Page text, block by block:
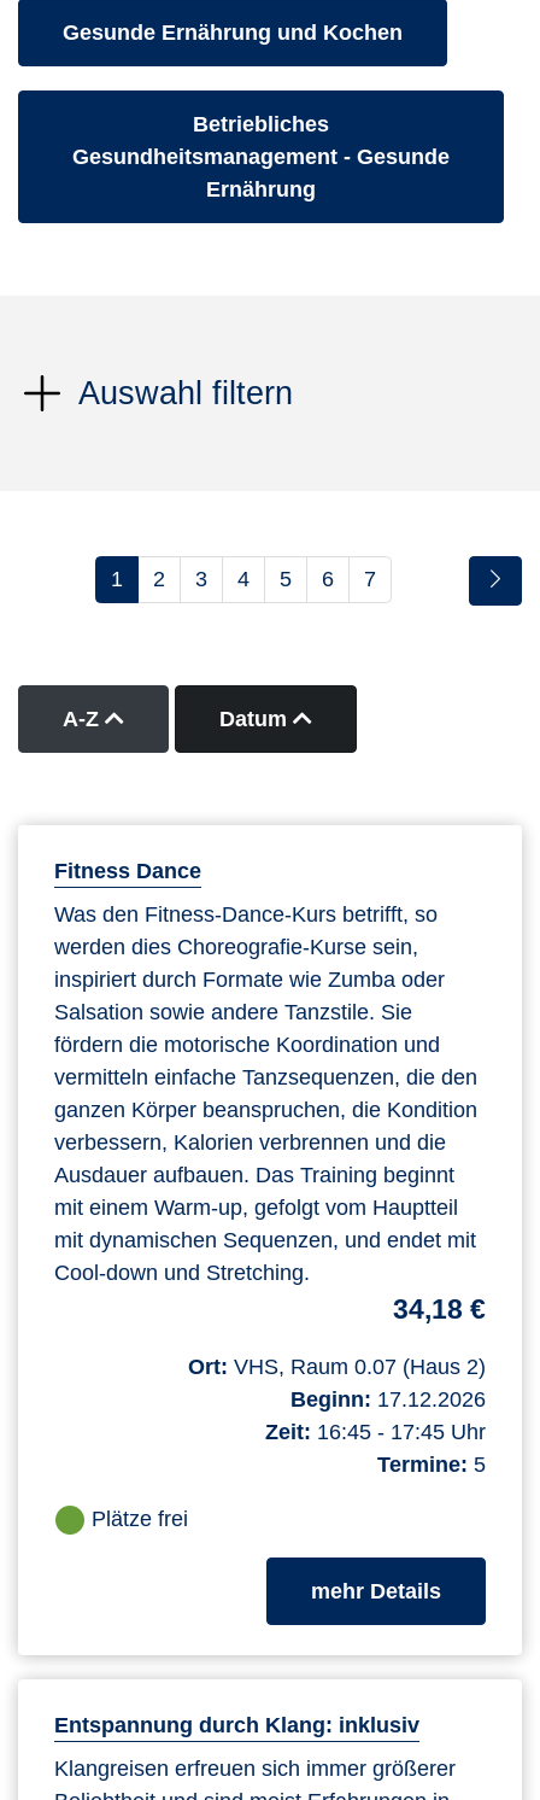
Kurse des folgenden Fachbereiches aufrufen:
Gesunde Ernährung und Kochen
Kurse des folgenden
Betriebliches
Gesundheitsmanagement - Gesunde
Ernährung
Auswahl filtern
1 2 3 4 5 6 7
A-Z Kurse nach Titel aufsteigend sortieren
Datum Kurse nach Datum
Fitness Dance
Was den Fitness-Dance-Kurs betrifft, so
werden dies Choreografie-Kurse sein,
inspiriert durch Formate wie Zumba oder
Salsation sowie andere Tanzstile. Sie
fördern die motorische Koordination und
vermitteln einfache Tanzsequenzen, die den
ganzen Körper beanspruchen, die Kondition
verbessern, Kalorien verbrennen und die
Ausdauer aufbauen. Das Training beginnt
mit einem Warm-up, gefolgt vom Hauptteil
mit dynamischen Sequenzen, und endet mit
Cool-down und Stretching.
34,18 €
Ort: VHS, Raum 0.07 (Haus 2)
Beginn: 17.12.2026
Zeit: 16:45 - 17:45 Uhr
Termine: 5
Plätze frei
mehr Detailszum
Entspannung durch Klang: inklusiv
Klangreisen erfreuen sich immer größerer